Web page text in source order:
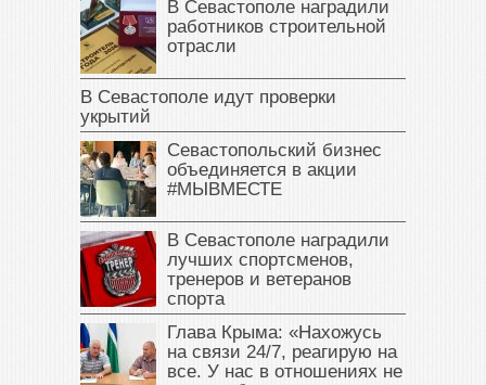
В Севастополе наградили
работников строительной
отрасли
В Севастополе идут проверки
укрытий
Севастопольский бизнес
объединяется в акции
#МЫВМЕСТЕ
В Севастополе наградили
лучших спортсменов,
тренеров и ветеранов
спорта
Глава Крыма: «Нахожусь
на связи 24/7, реагирую на
все. У нас в отношениях не